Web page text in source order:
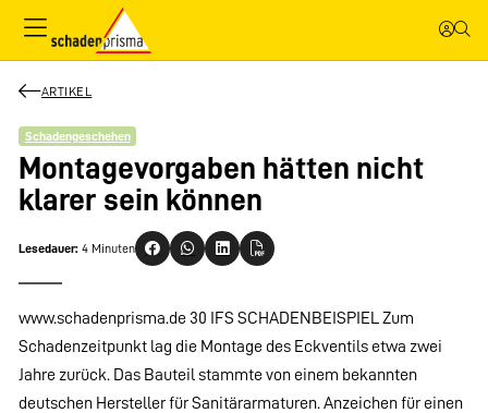
ARTIKEL
Schadengeschehen
Montagevorgaben hätten nicht
klarer sein können
Lesedauer: 4 Minuten
www.schadenprisma.de 30 IFS SCHADENBEISPIEL Zum
Schadenzeitpunkt lag die Montage des Eckventils etwa zwei
Jahre zurück. Das Bauteil stammte von einem bekannten
deutschen Hersteller für Sanitärarmaturen. Anzeichen für einen